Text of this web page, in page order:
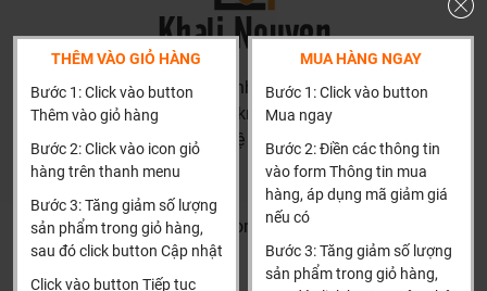
THÊM VÀO GIỎ HÀNG
Bước 1: Click vào button
Thêm vào giỏ hàng
Bước 2: Click vào icon giỏ
hàng trên thanh menu
Bước 3: Tăng giảm số lượng
sản phẩm trong giỏ hàng,
sau đó click button Cập nhật
Click vào button Tiếp tục
MUA HÀNG NGAY
Bước 1: Click vào button
Mua ngay
Bước 2: Điền các thông tin
vào form Thông tin mua
hàng, áp dụng mã giảm giá
nếu có
Bước 3: Tăng giảm số lượng
sản phẩm trong giỏ hàng,
HN: số 160 đường Văn Minh, Di Trạch, Hoài Đức, Hà Nội
(Cách đại học công nghiệp 1 km)
HCM và các tỉnh khác: Liên hệ hotline để được hướng dẫn
đặt hàng
Khalinguyen.vn@gmail.com
0904501766